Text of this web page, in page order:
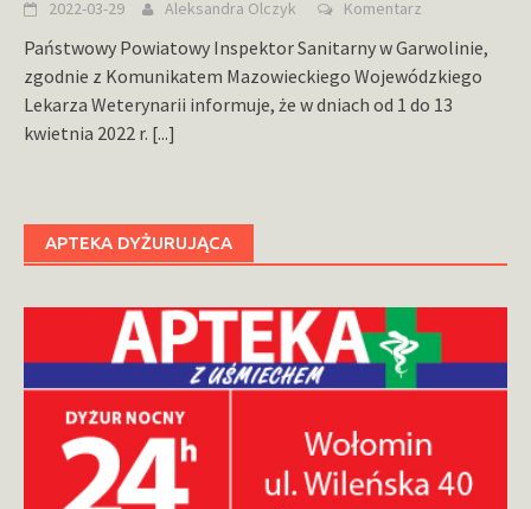
2022-03-29 Aleksandra Olczyk Komentarz
Państwowy Powiatowy Inspektor Sanitarny w Garwolinie,
zgodnie z Komunikatem Mazowieckiego Wojewódzkiego
Lekarza Weterynarii informuje, że w dniach od 1 do 13
kwietnia 2022 r. [...]
APTEKA DYŻURUJĄCA